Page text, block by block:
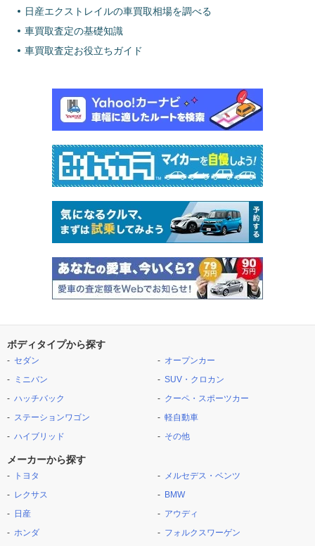
日産エクストレイルの車買取相場を調べる
車買取査定の基礎知識
車買取査定お役立ちガイド
ボディタイプから探す
セダン
ミニバン
ハッチバック
ステーションワゴン
ハイブリッド
オープンカー
SUV・クロカン
クーペ・スポーツカー
軽自動車
その他
メーカーから探す
トヨタ
レクサス
日産
ホンダ
メルセデス・ベンツ
BMW
アウディ
フォルクスワーゲン